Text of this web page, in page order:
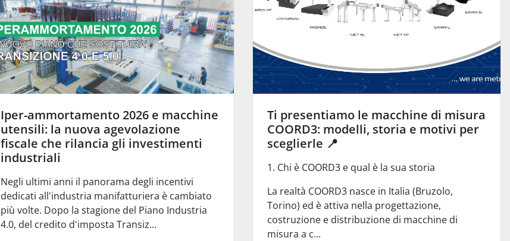
Iper-ammortamento 2026 e macchine
utensili: la nuova agevolazione
fiscale che rilancia gli investimenti
industriali
Negli ultimi anni il panorama degli incentivi
dedicati all'industria manifatturiera è cambiato
più volte. Dopo la stagione del Piano Industria
4.0, del credito d'imposta Transiz...
Ti presentiamo le macchine di misura
COORD3: modelli, storia e motivi per
sceglierle 📍
1. Chi è COORD3 e qual è la sua storia
La realtà COORD3 nasce in Italia (Bruzolo,
Torino) ed è attiva nella progettazione,
costruzione e distribuzione di macchine di
misura a c...